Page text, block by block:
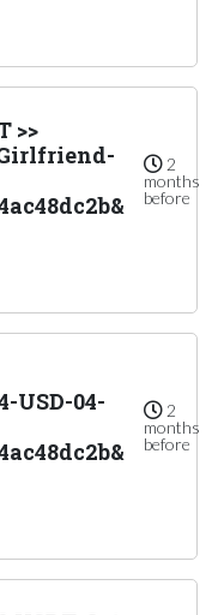
>>
2
months
before
USD-04-
2
months
before